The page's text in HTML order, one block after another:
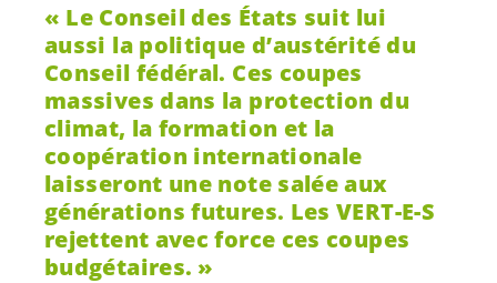
Le Conseil des États suit lui
aussi la politique d’austérité du
Conseil fédéral. Ces coupes
massives dans la protection du
climat, la formation et la
coopération internationale
laisseront une note salée aux
générations futures. LesVERT-E-S
rejettent avec force ces coupes
budgétaires.